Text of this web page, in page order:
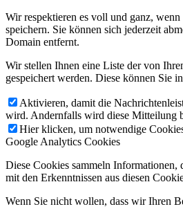
Wir respektieren es voll und ganz,
speichern. Sie können sich jederzeit
Domain entfernt.
Wir stellen Ihnen eine Liste der von
gespeichert werden. Diese können Sie
Aktivieren, damit die
wird. Andernfalls wird diese Mitteilung
Hier klicken, um notwendige
Google Analytics Cookies
Diese Cookies sammeln
mit den Erkenntnissen aus diesen
Wenn Sie nicht wollen, dass wir Ihren